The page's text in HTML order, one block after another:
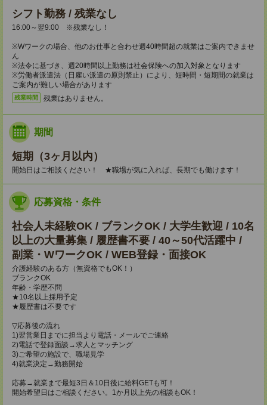
シフト勤務 / 残業なし
16:00～翌9:00 ※残業なし！
※Wワークの場合、他のお仕事と合わせ週40時間超の就業はご案内できませ
ん
※法令に基づき、週20時間以上勤務は社会保険への加入対象となります
※労働者派遣法（日雇い派遣の原則禁止）により、短時間・短期間の就業は
ご案内が難しい場合があります
残業時間 残業はありません。
期間
短期（3ヶ月以内）
開始日はご相談ください！ ★職場が気に入れば、長期でも働けます！
応募資格・条件
社会人未経験OK / ブランクOK / 大学生歓迎 / 10名
以上の大量募集 / 履歴書不要 / 40～50代活躍中 /
副業・WワークOK / WEB登録・面接OK
介護経験のある方（無資格でもOK！）
ブランクOK
年齢・学歴不問
★10名以上採用予定
★履歴書は不要です
▽応募後の流れ
1)翌営業日までに担当より電話・メールでご連絡
2)電話で登録面談→求人とマッチング
3)ご希望の施設で、職場見学
4)就業決定→勤務開始
応募→就業まで最短3日＆10日後に給料GETも可！
開始希望日はご相談ください。1か月以上先の相談もOK！